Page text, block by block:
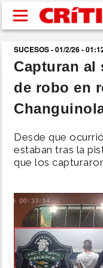
Pasar al contenido
buscar
SUCESOS
POLÍTICA
DEPORTES
MUNDO
SUCESOS - 01/2/26 -
Capturan al
de robo en
Desde que
estaban tras la
que los